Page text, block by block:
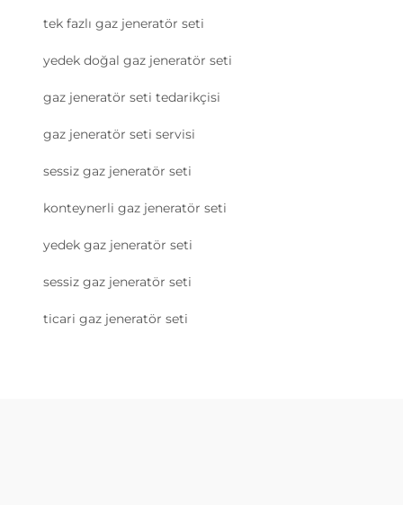
tek fazlı gaz jeneratör seti
yedek doğal gaz jeneratör seti
gaz jeneratör seti tedarikçisi
gaz jeneratör seti servisi
sessiz gaz jeneratör seti
konteynerli gaz jeneratör seti
yedek gaz jeneratör seti
sessiz gaz jeneratör seti
ticari gaz jeneratör seti